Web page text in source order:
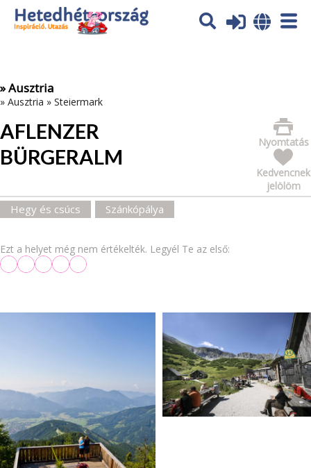
Az oldal sütiket (cookies) használ. További tájékoztatás itt:
Adatvédelmi tájékoztató
» Ausztria
» Ausztria » Steiermark
AFLENZER
BÜRGERALM
Nyomtatás
Kedvencnek
jelölöm
Hegy és csúcs Szánkópálya
Ezt a helyet még nem értékelték. Legyél Te az első: